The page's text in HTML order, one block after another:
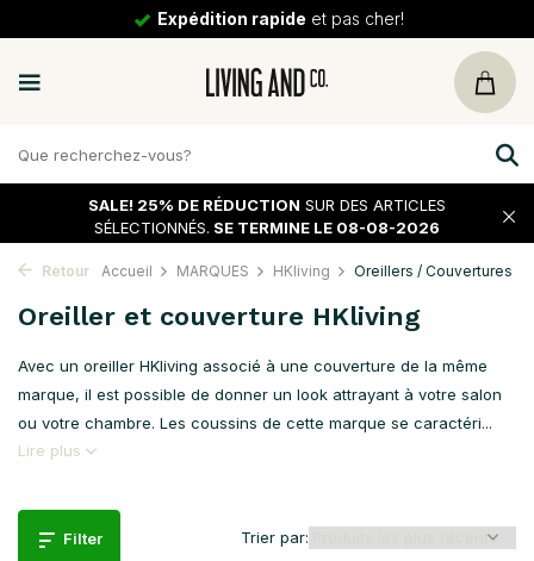
Expédition rapide et pas cher!
SALE! 25% DE RÉDUCTION SUR DES ARTICLES
SÉLECTIONNÉS. SE TERMINE LE 08-08-2026
Retour Accueil MARQUES HKliving Oreillers / Couvertures
Oreiller et couverture HKliving
Avec un oreiller HKliving associé à une couverture de la même
marque, il est possible de donner un look attrayant à votre salon
ou votre chambre. Les coussins de cette marque se caractéri...
Lire plus
Filter Trier par: